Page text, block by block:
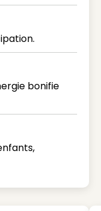
bonifie